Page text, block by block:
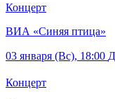
Концерт
ВИА «Синяя птица»
03 января (Вс), 18:00
Концерт